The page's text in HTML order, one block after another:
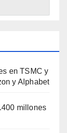
en TSMC y
y Alphabet
millones